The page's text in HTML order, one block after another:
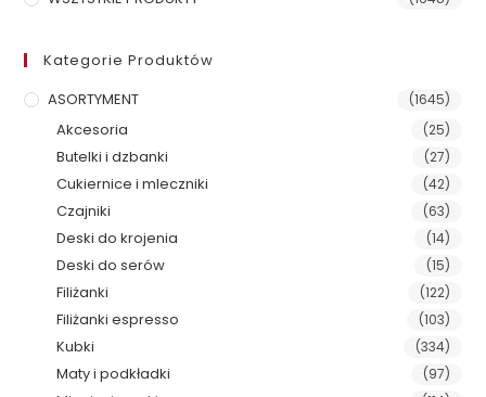
Kategorie Produktów
ASORTYMENT
(1645)
Akcesoria (25)
Butelki i dzbanki (27)
Cukiernice i mleczniki (42)
Czajniki (63)
Deski do krojenia (14)
Deski do serów (15)
Filiżanki (122)
Filiżanki espresso (103)
Kubki (334)
Maty i podkładki (97)